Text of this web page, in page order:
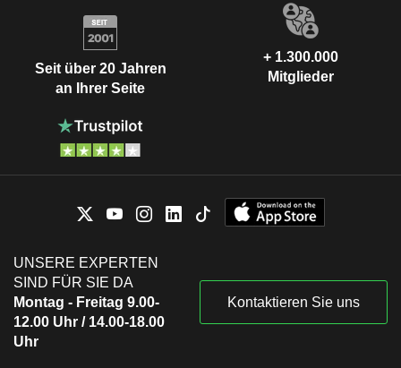
Seit über 20 Jahren
an Ihrer Seite
+ 1.300.000
Mitglieder
UNSERE EXPERTEN
SIND FÜR SIE DA
Montag - Freitag 9.00-
12.00 Uhr / 14.00-18.00
Uhr
Kontaktieren Sie uns